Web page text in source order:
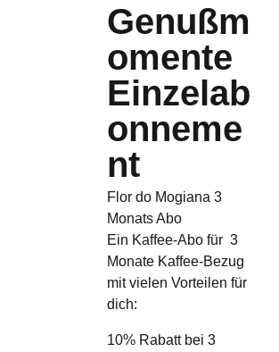
Genußm
omente
Einzelab
onneme
nt
Flor do Mogiana 3
Monats Abo
Ein Kaffee-Abo für 3
Monate Kaffee-Bezug
mit vielen Vorteilen für
dich:
10% Rabatt bei 3